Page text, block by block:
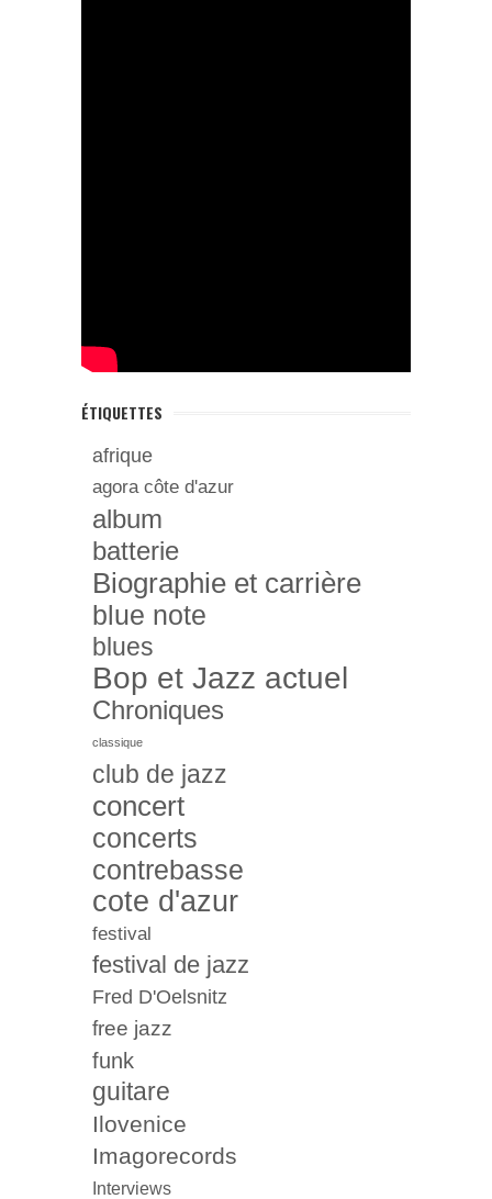
ÉTIQUETTES
afrique
agora côte d'azur
album
batterie
Biographie et carrière
blue note
blues
Bop et Jazz actuel
Chroniques
classique
club de jazz
concert
concerts
contrebasse
cote d'azur
festival
festival de jazz
Fred D'Oelsnitz
free jazz
funk
guitare
Ilovenice
Imagorecords
Interviews